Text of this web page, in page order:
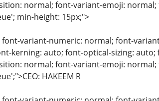
normal; font-variant-emoji:
min-height: 15px;">
font-variant-numeric: normal; font-
kerning: auto; font-optical-sizing:
normal; font-variant-emoji:
HAKEEM R